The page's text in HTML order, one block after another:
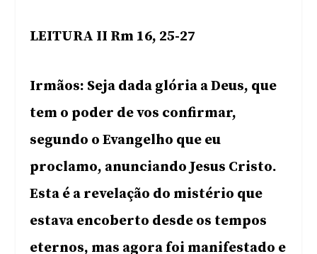
LEITURA II Rm 16, 25-27
Irmãos: Seja dada glória a Deus, que
tem o poder de vos confirmar,
segundo o Evangelho que eu
proclamo, anunciando Jesus Cristo.
Esta é a revelação do mistério que
estava encoberto desde os tempos
eternos, mas agora foi manifestado e